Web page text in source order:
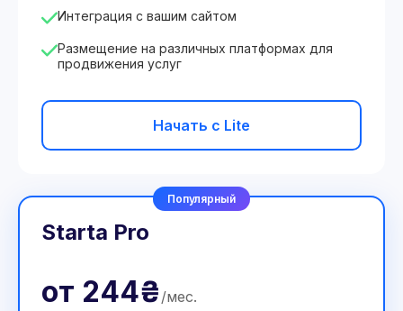
Интеграция с вашим сайтом
Размещение на различных платформах для
продвижения услуг
Начать с Lite
Популярный
Starta Pro
от 244₴ /мес.